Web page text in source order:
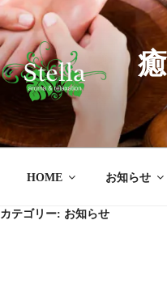
HOME お知らせ
カテゴリー: お知らせ